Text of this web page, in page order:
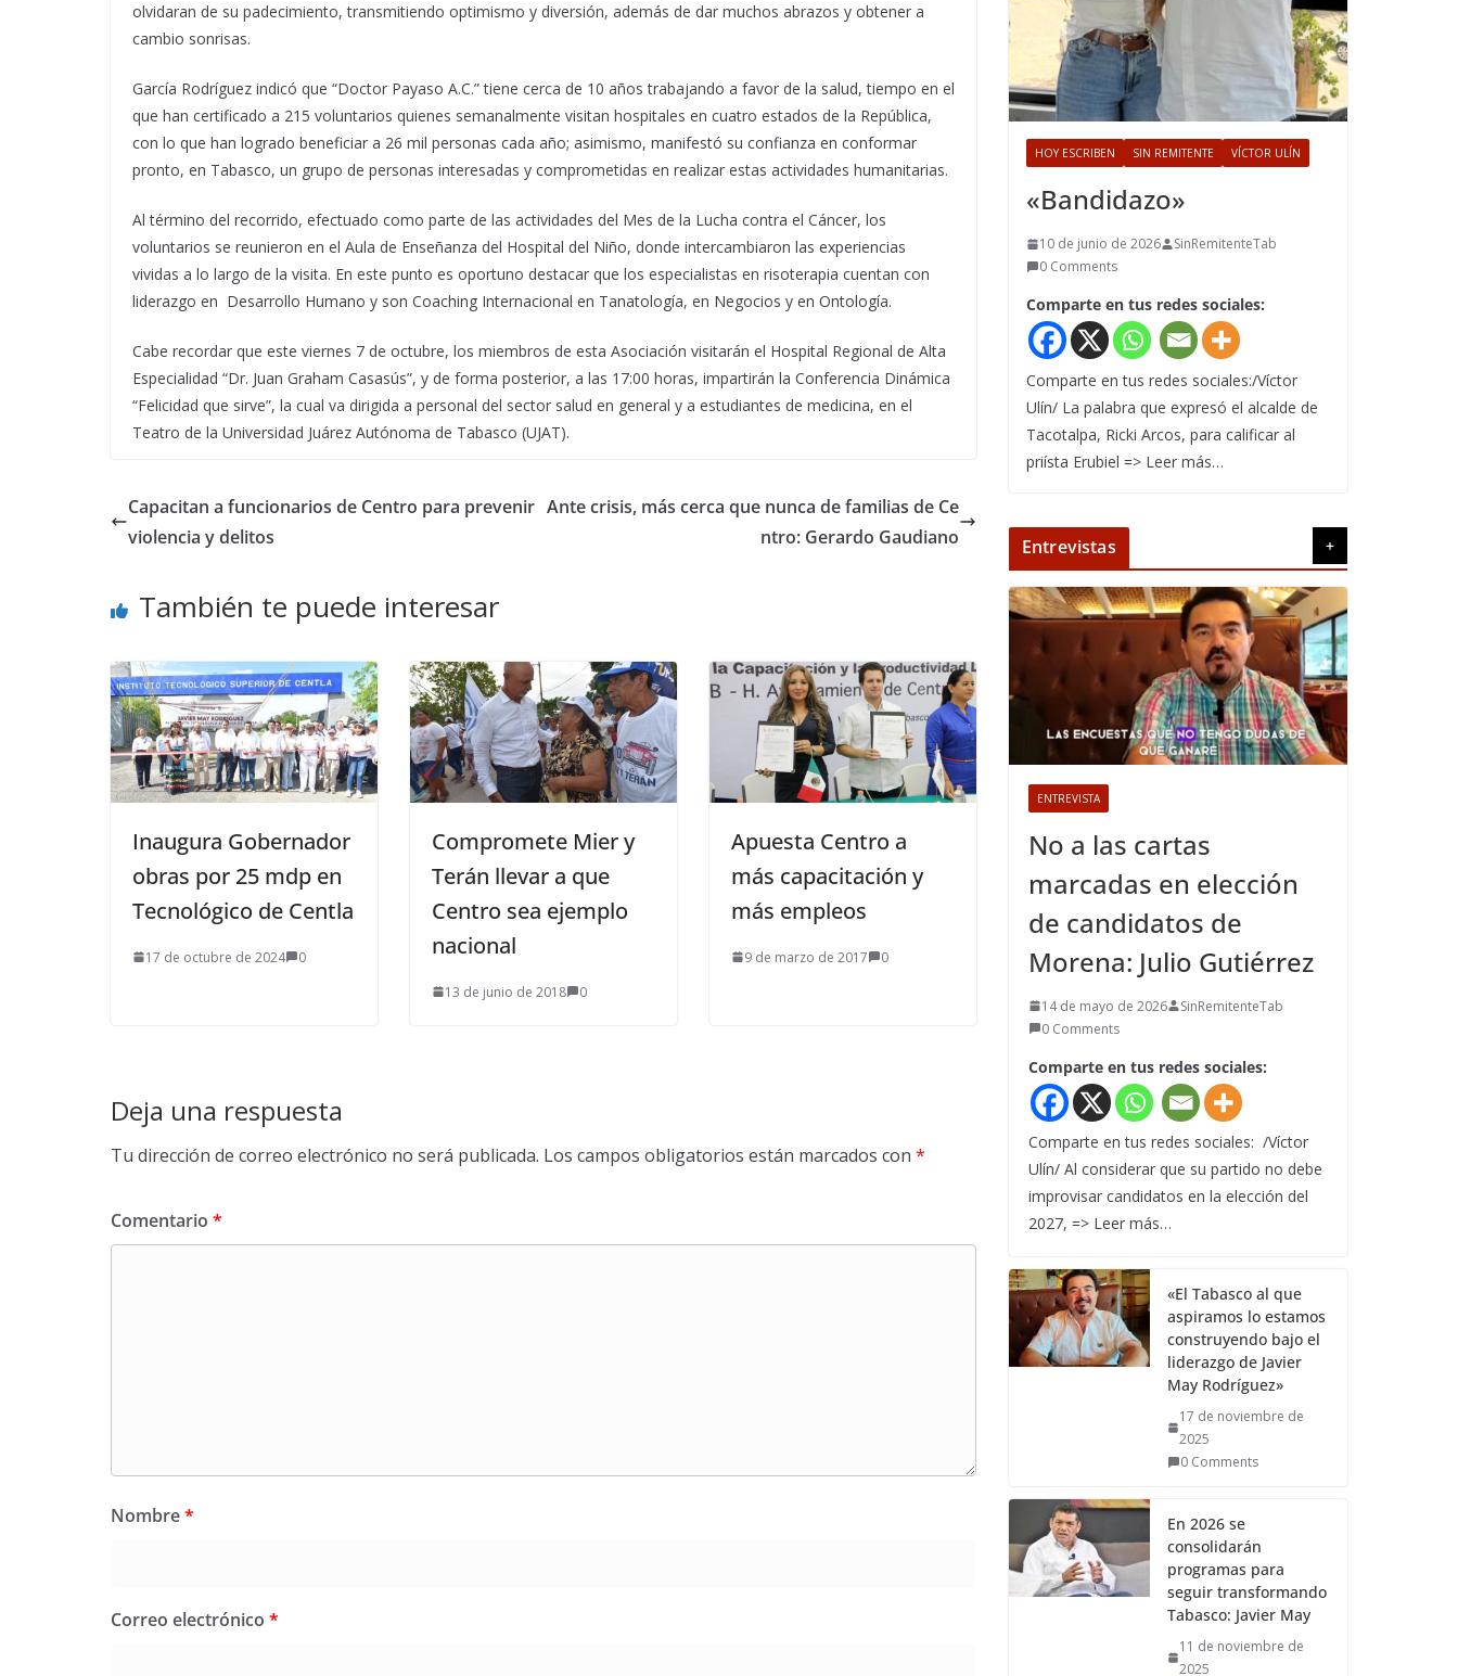
olvidaran de su padecimiento, transmitiendo optimismo y diversión, además de dar muchos abrazos y obtener a
cambio sonrisas.
García Rodríguez indicó que “Doctor Payaso A.C.” tiene cerca de 10 años trabajando a favor de la salud, tiempo en el
que han certificado a 215 voluntarios quienes semanalmente visitan hospitales en cuatro estados de la República,
con lo que han logrado beneficiar a 26 mil personas cada año; asimismo, manifestó su confianza en conformar
pronto, en Tabasco, un grupo de personas interesadas y comprometidas en realizar estas actividades humanitarias.
Al término del recorrido, efectuado como parte de las actividades del Mes de la Lucha contra el Cáncer, los
voluntarios se reunieron en el Aula de Enseñanza del Hospital del Niño, donde intercambiaron las experiencias
vividas a lo largo de la visita. En este punto es oportuno destacar que los especialistas en risoterapia cuentan con
liderazgo en Desarrollo Humano y son Coaching Internacional en Tanatología, en Negocios y en Ontología.
Cabe recordar que este viernes 7 de octubre, los miembros de esta Asociación visitarán el Hospital Regional de Alta
Especialidad “Dr. Juan Graham Casasús”, y de forma posterior, a las 17:00 horas, impartirán la Conferencia Dinámica
“Felicidad que sirve”, la cual va dirigida a personal del sector salud en general y a estudiantes de medicina, en el
Teatro de la Universidad Juárez Autónoma de Tabasco (UJAT).
Capacitan a funcionarios de Centro para prevenir
violencia y delitos
Ante crisis, más cerca que nunca de familias de Ce
ntro: Gerardo Gaudiano
También te puede interesar
Inaugura Gobernador
obras por 25 mdp en
Tecnológico de Centla
17 de octubre de 2024 0
Compromete Mier y
Terán llevar a que
Centro sea ejemplo
nacional
13 de junio de 2018 0
Apuesta Centro a
más capacitación y
más empleos
9 de marzo de 2017 0
Deja una respuesta
Tu dirección de correo electrónico no será publicada. Los campos obligatorios están marcados con *
Comentario *
Nombre*
Correo electrónico *
HOY ESCRIBEN SIN REMITENTE VÍCTOR ULÍN
«Bandidazo»
10 de junio de 2026
SinRemitenteTab
0 Comments
Comparte en tus redes sociales:
Comparte en tus redes sociales:/Víctor
Ulín/ La palabra que expresó el alcalde de
Tacotalpa, Ricki Arcos, para calificar al
priísta Erubiel => Leer más…
Entrevistas +
ENTREVISTA
No a las cartas
marcadas en elección
de candidatos de
Morena: Julio Gutiérrez
14 de mayo de 2026
SinRemitenteTab
0 Comments
Comparte en tus redes sociales:
Comparte en tus redes sociales: /Víctor
Ulín/ Al considerar que su partido no debe
improvisar candidatos en la elección del
2027, => Leer más…
«El Tabasco al que
aspiramos lo estamos
construyendo bajo el
liderazgo de Javier
May Rodríguez»
17 de noviembre de
2025
0 Comments
En 2026 se
consolidarán
programas para
seguir transformando
Tabasco: Javier May
11 de noviembre de
2025